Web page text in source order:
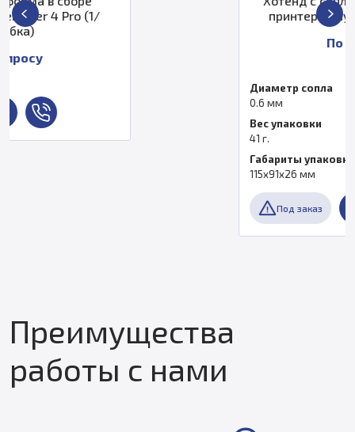
принтера Anycubic Kobra 3
Габариты упаковки (Д x Ш x В)
Преимущества
работы с нами